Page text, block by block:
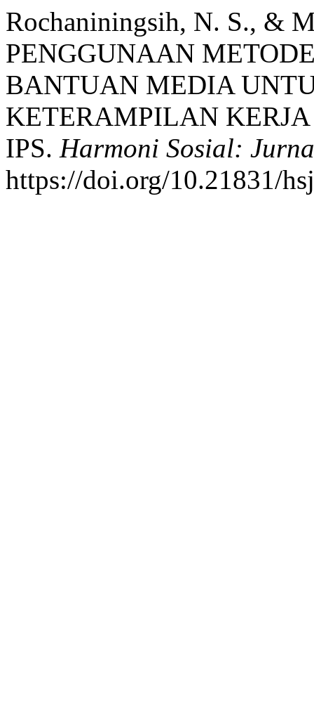
Rochaniningsih, N. S., &
PENGGUNAAN
BANTUAN MEDIA
KETERAMPILAN
IPS. Harmoni Sosial:
https://doi.org/10.21831/